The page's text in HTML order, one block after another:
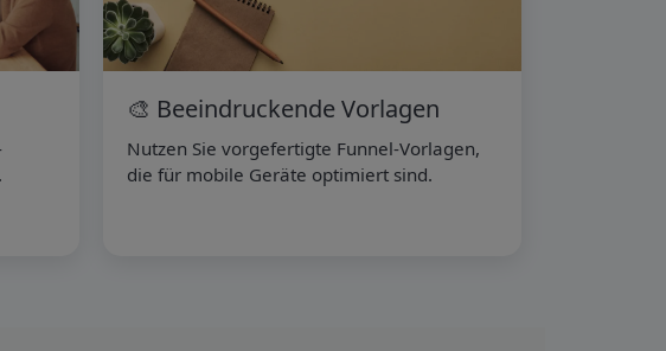
🎨 Beeindruckende Vorlagen
Nutzen Sie vorgefertigte Funnel-Vorlagen,
die für mobile Geräte optimiert sind.